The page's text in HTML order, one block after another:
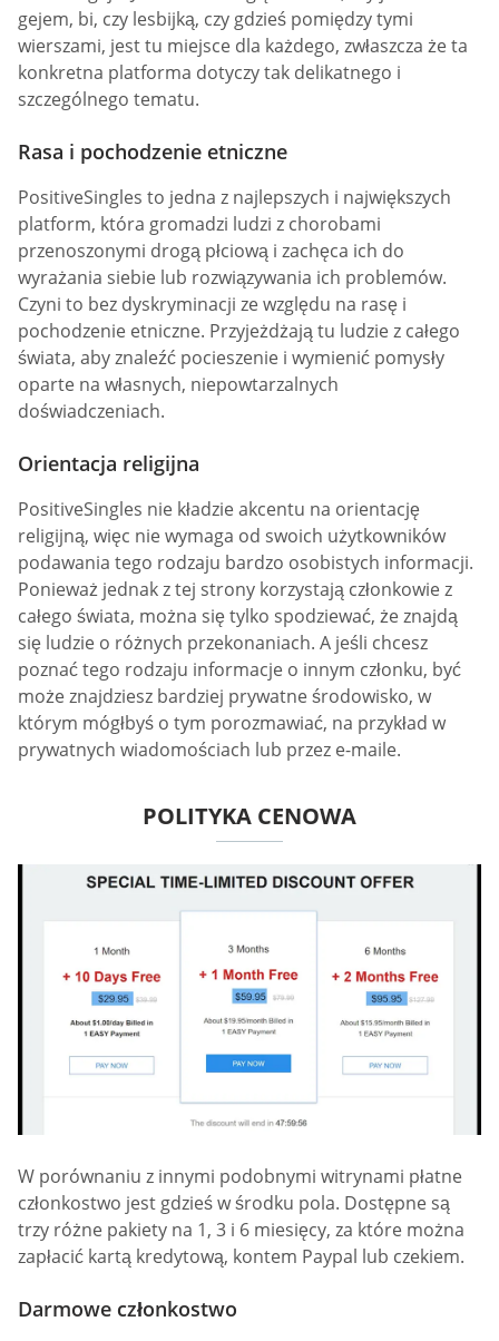
gejem, bi, czy lesbijką, czy gdzieś pomiędzy tymi
wierszami, jest tu miejsce dla każdego, zwłaszcza że ta
konkretna platforma dotyczy tak delikatnego i
szczególnego tematu.
Rasa i pochodzenie etniczne
PositiveSingles to jedna z najlepszych i największych
platform, która gromadzi ludzi z chorobami
przenoszonymi drogą płciową i zachęca ich do
wyrażania siebie lub rozwiązywania ich problemów.
Czyni to bez dyskryminacji ze względu na rasę i
pochodzenie etniczne. Przyjeżdżają tu ludzie z całego
świata, aby znaleźć pocieszenie i wymienić pomysły
oparte na własnych, niepowtarzalnych
doświadczeniach.
Orientacja religijna
PositiveSingles nie kładzie akcentu na orientację
religijną, więc nie wymaga od swoich użytkowników
podawania tego rodzaju bardzo osobistych informacji.
Ponieważ jednak z tej strony korzystają członkowie z
całego świata, można się tylko spodziewać, że znajdą
się ludzie o różnych przekonaniach. A jeśli chcesz
poznać tego rodzaju informacje o innym członku, być
może znajdziesz bardziej prywatne środowisko, w
którym mógłbyś o tym porozmawiać, na przykład w
prywatnych wiadomościach lub przez e-maile.
POLITYKA CENOWA
W porównaniu z innymi podobnymi witrynami płatne
członkostwo jest gdzieś w środku pola. Dostępne są
trzy różne pakiety na 1, 3 i 6 miesięcy, za które można
zapłacić kartą kredytową, kontem Paypal lub czekiem.
Darmowe członkostwo